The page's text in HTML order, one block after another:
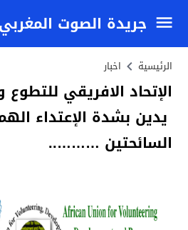
جريدة الصوت المغربي
الرئيسية اخبار
الإتحاد الافريقي للتطوع
يدين بشدة الإعتداء
السائحتين ………..